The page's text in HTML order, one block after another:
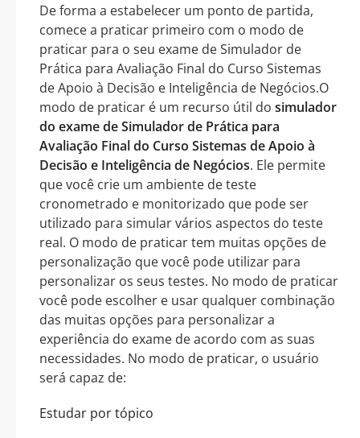
De forma a estabelecer um ponto de partida,
comece a praticar primeiro com o modo de
praticar para o seu exame de Simulador de
Prática para Avaliação Final do Curso Sistemas
de Apoio à Decisão e Inteligência de Negócios.O
modo de praticar é um recurso útil do simulador
do exame de Simulador de Prática para
Avaliação Final do Curso Sistemas de Apoio à
Decisão e Inteligência de Negócios. Ele permite
que você crie um ambiente de teste
cronometrado e monitorizado que pode ser
utilizado para simular vários aspectos do teste
real. O modo de praticar tem muitas opções de
personalização que você pode utilizar para
personalizar os seus testes. No modo de praticar
você pode escolher e usar qualquer combinação
das muitas opções para personalizar a
experiência do exame de acordo com as suas
necessidades. No modo de praticar, o usuário
será capaz de:
Estudar por tópico